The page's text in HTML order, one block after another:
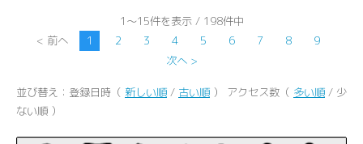
1～15件を表示 / 198件中
< 前へ
1 2 3 4 5 6 7 8
9
次へ >
並び替え：登録日時（ 新しい順 / 古い順 ） アクセス数（ 多い順 / 少
ない順 ）